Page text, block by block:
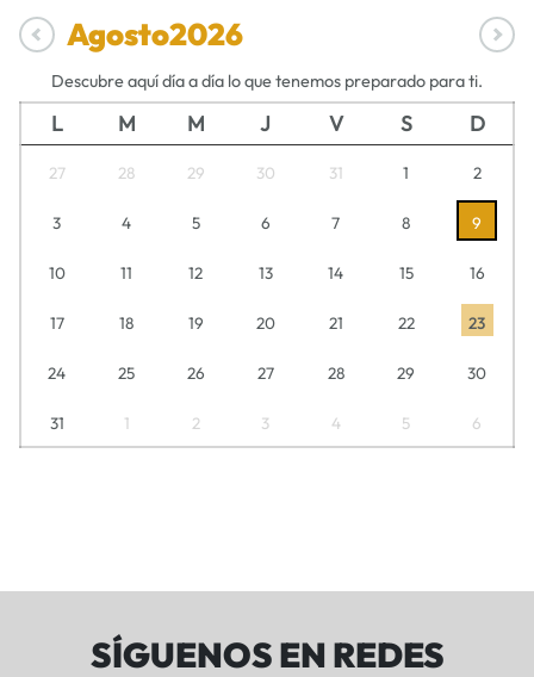
Agosto2026
Descubre aquí día a día lo que tenemos preparado para ti.
L M M J V S D
27 28 29 30 31 1 2
3 4 5 6 7 8 9
10 11 12 13 14 15 16
17 18 19 20 21 22 23
24 25 26 27 28 29 30
31 1 2 3 4 5 6
SÍGUENOS EN REDES